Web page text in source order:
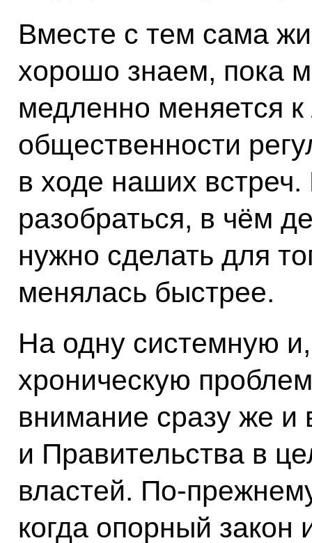
Вместе с тем сама
хорошо знаем, пока
медленно меняется
общественности
в ходе наших
разобраться, в чём
нужно сделать для
менялась быстрее.
На одну системную
хроническую
внимание сразу же и
и Правительства в
властей.
когда опорный закон